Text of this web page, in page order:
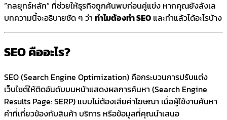
“กลยุทธ์หลัก” ที่ช่วยให้ธุรกิจถูกค้นพบก่อนคู่แข่ง หากคุณยังลังเล
บทความนี้จะอธิบายชัด ๆ ว่า ทำไมต้องทำ SEO และทำแล้วได้อะไรบ้าง
SEO คืออะไร?
SEO (Search Engine Optimization) คือกระบวนการปรับแต่ง
เว็บไซต์ให้ติดอันดับบนหน้าแสดงผลการค้นหา (Search Engine
Results Page: SERP) แบบไม่ต้องเสียค่าโฆษณา เมื่อผู้ใช้งานค้นหา
คำที่เกี่ยวข้องกับสินค้า บริการ หรือข้อมูลที่คุณนำเสนอ